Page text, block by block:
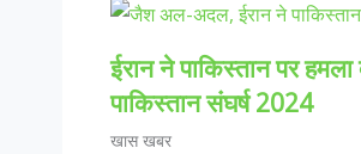
ईरान ने पाकिस्तान पर हमला
पाकिस्तान संघर्ष 2024
खास खबर